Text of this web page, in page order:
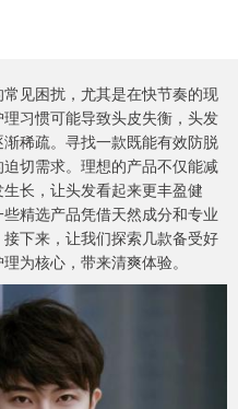
见困扰，尤其是在快节奏的现
习惯可能导致头皮失衡，头发
稀疏。寻找一款既能有效防脱
切需求。理想的产品不仅能减
长，让头发看起来更丰盈健
精选产品凭借天然成分和专业
下来，让我们探索几款备受好
为核心，带来清爽体验。